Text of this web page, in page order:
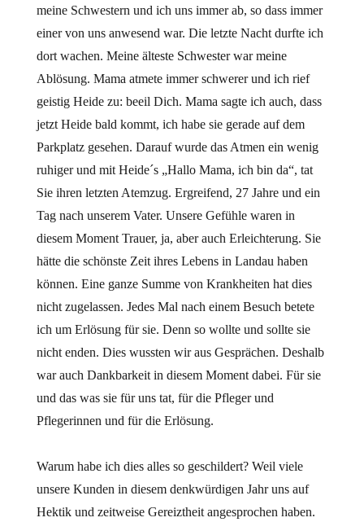
meine Schwestern und ich uns immer ab, so dass immer
einer von uns anwesend war. Die letzte Nacht durfte ich
dort wachen. Meine älteste Schwester war meine
Ablösung. Mama atmete immer schwerer und ich rief
geistig Heide zu: beeil Dich. Mama sagte ich auch, dass
jetzt Heide bald kommt, ich habe sie gerade auf dem
Parkplatz gesehen. Darauf wurde das Atmen ein wenig
ruhiger und mit Heide´s „Hallo Mama, ich bin da“, tat
Sie ihren letzten Atemzug. Ergreifend, 27 Jahre und ein
Tag nach unserem Vater. Unsere Gefühle waren in
diesem Moment Trauer, ja, aber auch Erleichterung. Sie
hätte die schönste Zeit ihres Lebens in Landau haben
können. Eine ganze Summe von Krankheiten hat dies
nicht zugelassen. Jedes Mal nach einem Besuch betete
ich um Erlösung für sie. Denn so wollte und sollte sie
nicht enden. Dies wussten wir aus Gesprächen. Deshalb
war auch Dankbarkeit in diesem Moment dabei. Für sie
und das was sie für uns tat, für die Pfleger und
Pflegerinnen und für die Erlösung.
Warum habe ich dies alles so geschildert? Weil viele
unsere Kunden in diesem denkwürdigen Jahr uns auf
Hektik und zeitweise Gereiztheit angesprochen haben.